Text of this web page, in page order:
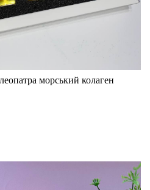
морський колаген